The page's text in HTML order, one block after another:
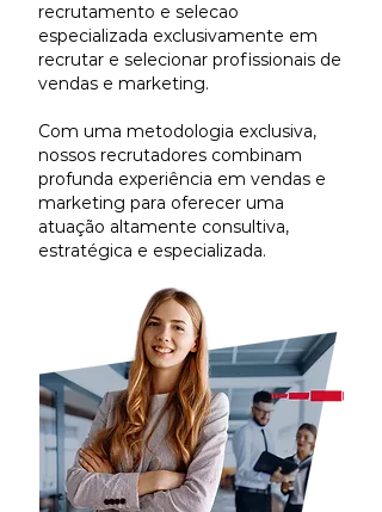
recrutamento e selecao
especializada exclusivamente em
recrutar e selecionar profissionais de
vendas e marketing.
Com uma metodologia exclusiva,
nossos recrutadores combinam
profunda experiência em vendas e
marketing para oferecer uma
atuação altamente consultiva,
estratégica e especializada.